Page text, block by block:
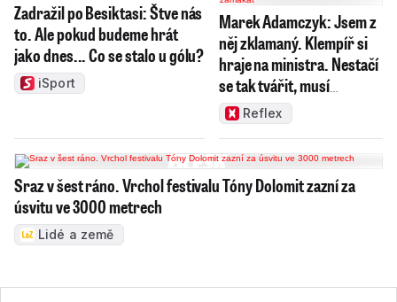
Zadražil po Besiktasi: Štve nás
to. Ale pokud budeme hrát
jako dnes... Co se stalo u gólu?
iSport
Marek Adamczyk: Jsem z
něj zklamaný. Klempíř si
hraje na ministra. Nestačí
se tak tvářit, musí
zamakat
Reflex
Sraz v šest ráno. Vrchol festivalu Tóny Dolomit zazní za
úsvitu ve 3000 metrech
Lidé a země